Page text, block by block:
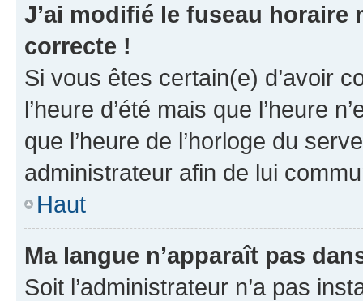
J’ai modifié le fuseau horaire
correcte !
Si vous êtes certain(e) d’avoir
l’heure d’été mais que l’heure
que l’heure de l’horloge du
administrateur afin de lui
Haut
Ma langue n’apparaît pas
Soit l’administrateur n’a pas